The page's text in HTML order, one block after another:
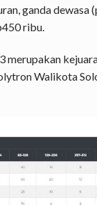
ganda dewasa
ribu.
Walikota